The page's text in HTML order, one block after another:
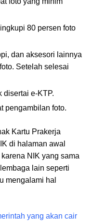
80 persen foto
dan aksesori lainnya
Setelah selesai
disertai e-KTP.
pengambilan foto.
Kartu Prakerja
di halaman awal
NIK yang sama
lain seperti
mengalami hal
yang akan cair